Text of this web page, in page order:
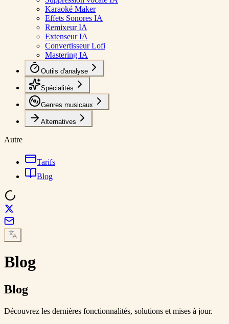
Karaoké Maker
Effets Sonores IA
Remixeur IA
Extenseur IA
Convertisseur Lofi
Mastering IA
Outils d'analyse
Spécialités
Genres musicaux
Alternatives
Autre
Tarifs
Blog
Blog
Blog
Découvrez les dernières fonctionnalités, solutions et mises à jour.